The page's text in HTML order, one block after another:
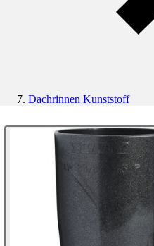
Dachrinnen Kunststoff